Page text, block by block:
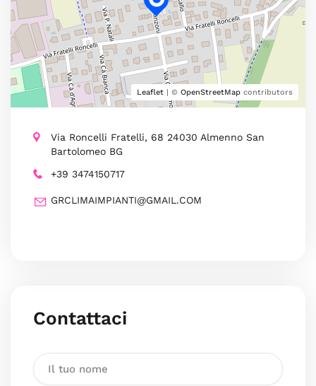
Leaflet | © OpenStreetMap contributors
Via Roncelli Fratelli, 68 24030 Almenno San
Bartolomeo BG
+39 3474150717
GRCLIMAIMPIANTI@GMAIL.COM
Contattaci